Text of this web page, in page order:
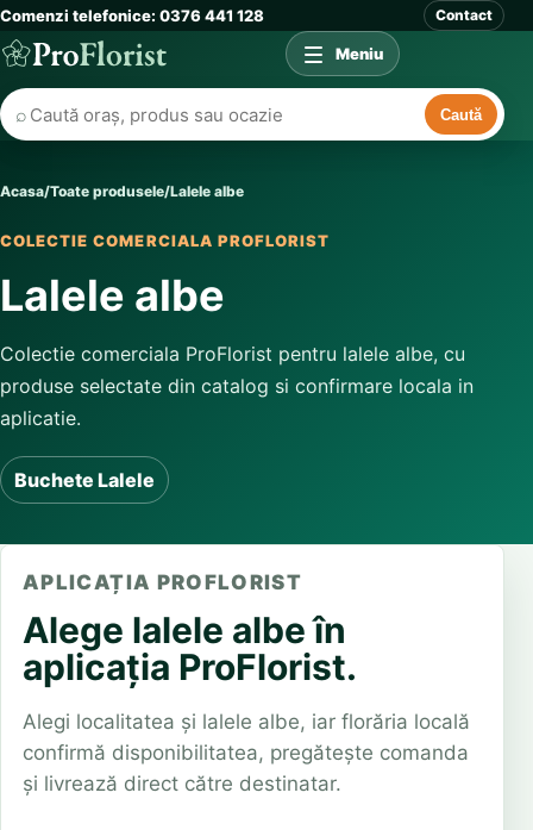
Comenzi telefonice: 0376 441 128 Contact
⌕ Caută
Meniu
Acasa/Toate produsele/Lalele albe
COLECTIE COMERCIALA PROFLORIST
Lalele albe
Colectie comerciala ProFlorist pentru lalele albe, cu
produse selectate din catalog si confirmare locala in
aplicatie.
Buchete Lalele
APLICAȚIA PROFLORIST
Alege lalele albe în
aplicația ProFlorist.
Alegi localitatea și lalele albe, iar florăria locală
confirmă disponibilitatea, pregătește comanda
și livrează direct către destinatar.